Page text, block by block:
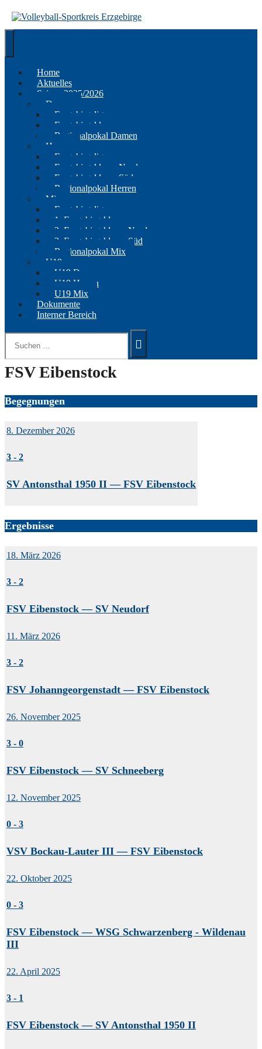
zum
Inhalt
Home
Aktuelles
Saison 2025/2026
Damen
Erzgebirgsliga
Erzgebirgsklasse
Regionalpokal Damen
Herren
Erzgebirgsliga
Erzgebirgsklasse Nord
Erzgebirgsklasse Süd
Regionalpokal Herren
Mix
Erzgebirgsliga
1. Erzgebirgsklasse
2. Erzgebirgsklasse Nord
2. Erzgebirgsklasse Süd
Regionalpokal Mix
U19
U19 Damen
U19 Herren
U19 Mix
Dokumente
Interner Bereich
Suchen
nach:
FSV Eibenstock
Begegnungen
8. Dezember 2026
3 - 2
SV Antonsthal 1950 II — FSV Eibenstock
Ergebnisse
18. März 2026
3 - 2
FSV Eibenstock — SV Neudorf
11. März 2026
3 - 2
FSV Johanngeorgenstadt — FSV Eibenstock
26. November 2025
3 - 0
FSV Eibenstock — SV Schneeberg
12. November 2025
0 - 3
VSV Bockau-Lauter III — FSV Eibenstock
22. Oktober 2025
0 - 3
FSV Eibenstock — WSG Schwarzenberg - Wildenau
III
22. April 2025
3 - 1
FSV Eibenstock — SV Antonsthal 1950 II